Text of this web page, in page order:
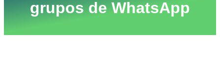
grupos de WhatsApp